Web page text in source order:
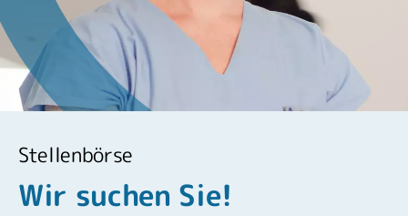
Stellenbörse
Wir suchen Sie!